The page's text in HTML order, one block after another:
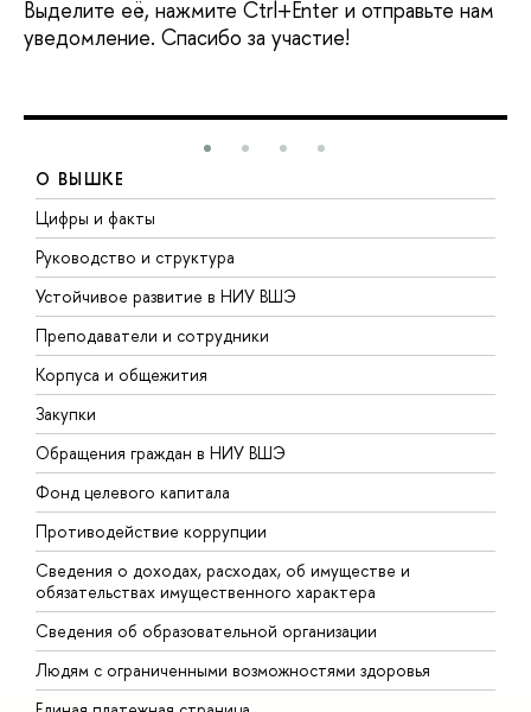
Выделите её, нажмите Ctrl+Enter и отправьте нам
уведомление. Спасибо за участие!
О ВЫШКЕ
Цифры и факты
Руководство и структура
Устойчивое развитие в НИУ ВШЭ
Преподаватели и сотрудники
Корпуса и общежития
Закупки
Обращения граждан в НИУ ВШЭ
Фонд целевого капитала
Противодействие коррупции
Сведения о доходах, расходах, об имуществе и
обязательствах имущественного характера
Сведения об образовательной организации
Людям с ограниченными возможностями здоровья